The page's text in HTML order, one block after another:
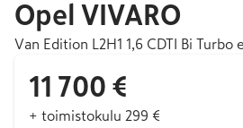
Opel VIVARO
Van Edition L2H1 1,6 CDTI Bi Turbo
11 700 €
+ toimistokulu 299 €